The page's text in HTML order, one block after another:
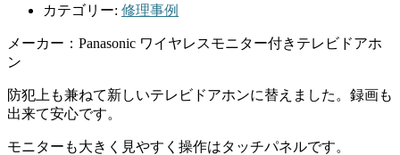
カテゴリー: 修理事例
メーカー：Panasonic ワイヤレスモニター付きテレビドアホ
ン
防犯上も兼ねて新しいテレビドアホンに替えました。録画も
出来て安心です。
モニターも大きく見やすく操作はタッチパネルです。